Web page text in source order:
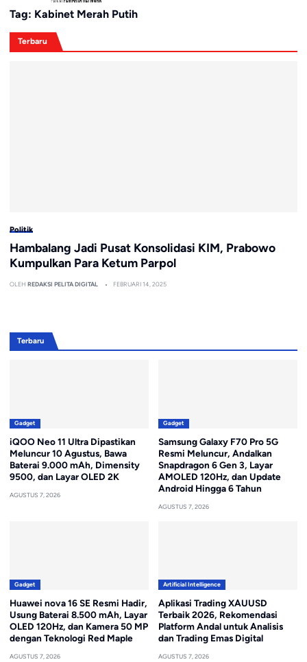
Tag: Kabinet Merah Putih
Terbaru
Politik
Hambalang Jadi Pusat Konsolidasi KIM, Prabowo
Kumpulkan Para Ketum Parpol
OLEH REDAKSI PELITA DIGITAL FEBRUARI 14, 2025
Terbaru
Gadget
iQOO Neo 11 Ultra Dipastikan
Meluncur 10 Agustus, Bawa
Baterai 9.000 mAh, Dimensity
9500, dan Layar OLED 2K
AGUSTUS 7, 2026
Gadget
Samsung Galaxy F70 Pro 5G
Resmi Meluncur, Andalkan
Snapdragon 6 Gen 3, Layar
AMOLED 120Hz, dan Update
Android Hingga 6 Tahun
AGUSTUS 7, 2026
Gadget
Huawei nova 16 SE Resmi Hadir,
Usung Baterai 8.500 mAh, Layar
OLED 120Hz, dan Kamera 50 MP
dengan Teknologi Red Maple
AGUSTUS 7, 2026
Artificial Intelligence
Aplikasi Trading XAUUSD
Terbaik 2026, Rekomendasi
Platform Andal untuk Analisis
dan Trading Emas Digital
AGUSTUS 7, 2026